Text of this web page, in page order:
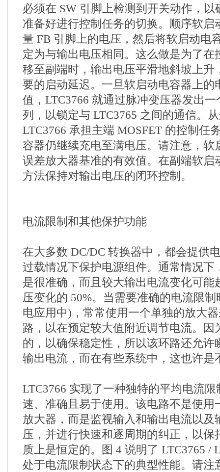
必须在 SW 引脚上检测到开关动作，以
准备好进行控制任务的切换。顺序软启
量 FB 引脚上的电压，然后将软启动电
定为与输出电压相同。这么做是为了在
移至副端时，输出电压平滑地斜坡上升
要的启动延迟。一旦软启动电容器上的
值，LTC3766 就通过脉冲变压器发出
列，以锁定与 LTC3765 之间的通信。
LTC3766 承担主端 MOSFET 的控制任
容器仍继续充电至满电压。请注意，软
误差放大器基准的有效值。在副端软启
方法保持对输出电压的闭环控制。
电流限制和其他保护功能
在大多数 DC/DC 转换器中，都会提供
过载情况下保护电源组件。通常情况下
是很准确，而且较大输出电流变化可能
压变化的 50%。当需要准确的电流限
电应用中)，常常使用一个单独的放大
路，以在预定较大值附近调节电流。因
的，以确保稳定性，所以该环路还允许
输出电流，而在有些系统中，这也许是
LTC3766 实现了一种独特的平均电流
速、准确且易于使用。该电路不是使用
放大器，而是监视输入和输出电流以及
压，并进行快速和逐周期的纠正，以保
质上是恒定的。图 4 说明了 LTC3765 /
处于电流限制状态下的典型性能。请注